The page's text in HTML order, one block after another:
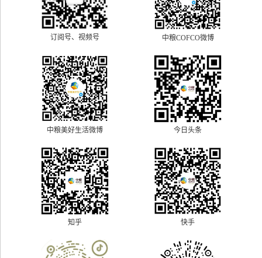
订阅号、视频号 中粮COFCO微博
中粮美好生活微博 今日头条
知乎 快手